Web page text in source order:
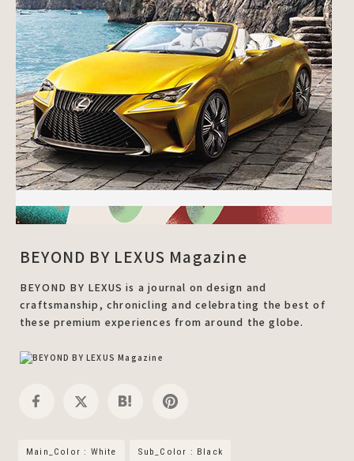
BEYOND BY LEXUS Magazine
BEYOND BY LEXUS is a journal on design and
craftsmanship, chronicling and celebrating the best of
these premium experiences from around the globe.
Main_Color : White Sub_Color : Black